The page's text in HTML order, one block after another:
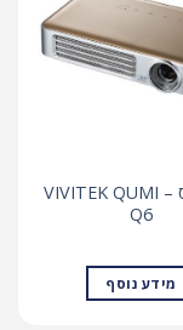
מקרן כיס – VIVITEK QUMI
Q6
מידע נוסף